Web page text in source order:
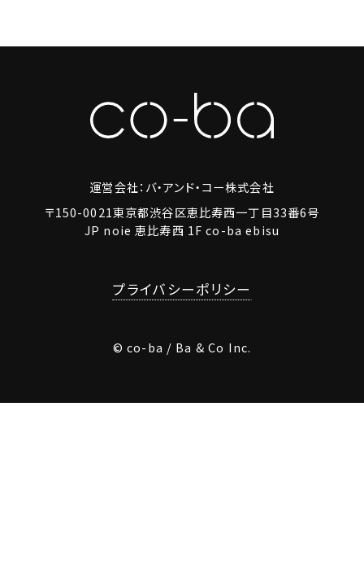
運営会社：バ・アンド・コー株式会社
〒150-0021東京都渋谷区恵比寿西一丁目33番6号
JP noie 恵比寿西 1F co-ba ebisu
プライバシーポリシー
© co-ba / Ba & Co Inc.